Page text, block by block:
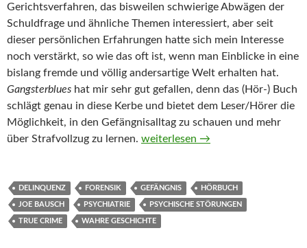
Gerichtsverfahren, das bisweilen schwierige Abwägen der
Schuldfrage und ähnliche Themen interessiert, aber seit
dieser persönlichen Erfahrungen hatte sich mein Interesse
noch verstärkt, so wie das oft ist, wenn man Einblicke in eine
bislang fremde und völlig andersartige Welt erhalten hat.
Gangsterblues hat mir sehr gut gefallen, denn das (Hör-) Buch
schlägt genau in diese Kerbe und bietet dem Leser/Hörer die
Möglichkeit, in den Gefängnisalltag zu schauen und mehr
über Strafvollzug zu lernen. Gangsterblues von Joe Bausch
weiterlesen →
DELINQUENZ FORENSIK GEFÄNGNIS HÖRBUCH
JOE BAUSCH PSYCHIATRIE PSYCHISCHE STÖRUNGEN
TRUE CRIME WAHRE GESCHICHTE